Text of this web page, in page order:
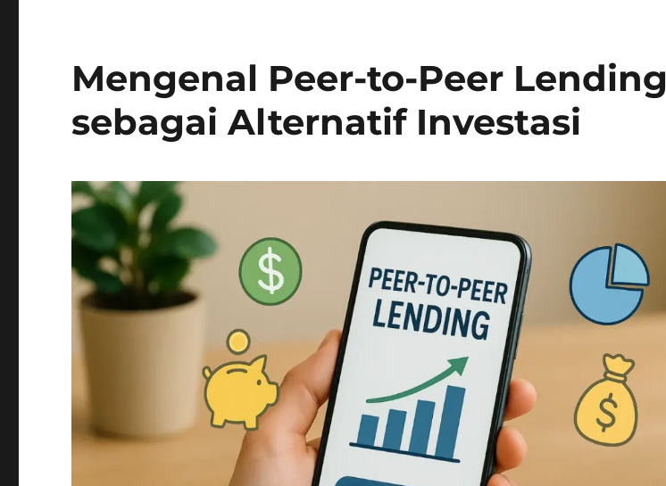
Mengenal Peer-to-Peer Lending
sebagai Alternatif Investasi